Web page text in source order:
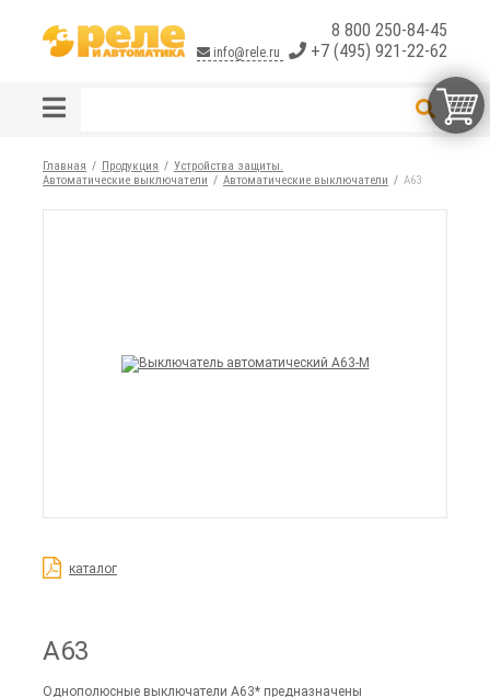
8 800 250-84-45
info@rele.ru +7 (495) 921-22-62
Главная Продукция
Устройства защиты.
Автоматические выключатели
Автоматические выключатели А63
каталог
А63
Однополюсные выключатели А63* предназначены